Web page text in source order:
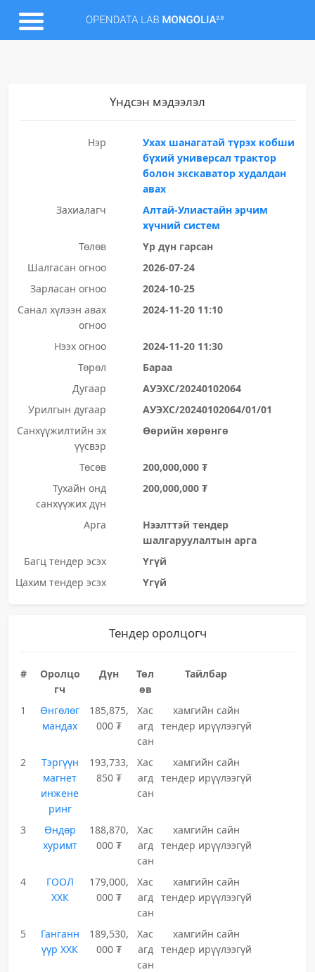
Үндсэн мэдээлэл
Нэр
Ухах шанагатай түрэх кобши
бүхий универсал трактор
болон экскаватор худалдан
авах
Захиалагч
Алтай-Улиастайн эрчим
хүчний систем
Төлөв
Үр дүн гарсан
Шалгасан огноо
2026-07-24
Зарласан огноо
2024-10-25
Санал хүлээн авах
огноо
2024-11-20 11:10
Нээх огноо
2024-11-20 11:30
Төрөл
Бараа
Дугаар
АУЭХС/20240102064
Урилгын дугаар
АУЭХС/20240102064/01/01
Санхүүжилтийн эх
үүсвэр
Өөрийн хөрөнгө
Төсөв
200,000,000 ₮
Тухайн онд
санхүүжих дүн
200,000,000 ₮
Арга
Нээлттэй тендер
шалгаруулалтын арга
Багц тендер эсэх
Үгүй
Цахим тендер эсэх
Үгүй
Тендер оролцогч
#
Оролцо
гч
Дүн
Төл
өв
Тайлбар
1
Өнгөлөг
мандах
185,875,
000 ₮
Хас
агд
сан
хамгийн сайн
тендер ирүүлээгүй
2
Тэргүүн
магнет
инжене
ринг
193,733,
850 ₮
Хас
агд
сан
хамгийн сайн
тендер ирүүлээгүй
3
Өндөр
хуримт
188,870,
000 ₮
Хас
агд
сан
хамгийн сайн
тендер ирүүлээгүй
4
ГООЛ
ХХК
179,000,
000 ₮
Хас
агд
сан
хамгийн сайн
тендер ирүүлээгүй
5
Ганганн
үүр ХХК
189,530,
000 ₮
Хас
агд
сан
хамгийн сайн
тендер ирүүлээгүй